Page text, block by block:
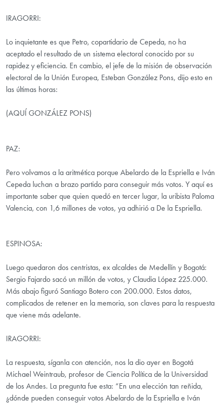
IRAGORRI:
Lo inquietante es que Petro, copartidario de Cepeda, no ha
aceptado el resultado de un sistema electoral conocido por su
rapidez y eficiencia. En cambio, el jefe de la misión de observación
electoral de la Unión Europea, Esteban González Pons, dijo esto en
las últimas horas:
(AQUÍ GONZÁLEZ PONS)
PAZ:
Pero volvamos a la aritmética porque Abelardo de la Espriella e Iván
Cepeda luchan a brazo partido para conseguir más votos. Y aquí es
importante saber que quien quedó en tercer lugar, la uribista Paloma
Valencia, con 1,6 millones de votos, ya adhirió a De la Espriella.
ESPINOSA:
Luego quedaron dos centristas, ex alcaldes de Medellín y Bogotá:
Sergio Fajardo sacó un millón de votos, y Claudia López 225.000.
Más abajo figuró Santiago Botero con 200.000. Estos datos,
complicados de retener en la memoria, son claves para la respuesta
que viene más adelante.
IRAGORRI:
La respuesta, síganla con atención, nos la dio ayer en Bogotá
Michael Weintraub, profesor de Ciencia Política de la Universidad
de los Andes. La pregunta fue esta: “En una elección tan reñida,
¿dónde pueden conseguir votos Abelardo de la Espriella e Iván